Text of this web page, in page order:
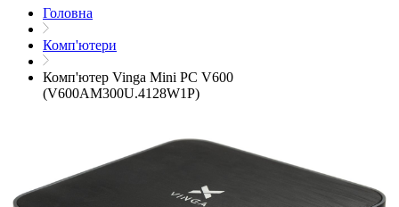
Головна
Комп'ютери
Комп'ютер Vinga Mini PC V600
(V600AM300U.4128W1P)